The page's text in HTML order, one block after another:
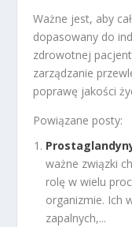
Ważne jest, aby
dopasowany do
zdrowotnej
zarządzanie
poprawę jakości
Powiązane posty:
ważne związki
rolę w wielu
organizmie. Ich
zapalnych,...